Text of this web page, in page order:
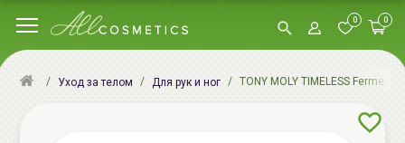
0 0
Уход за телом Для рук и ног TONY MOLY TIMELESS